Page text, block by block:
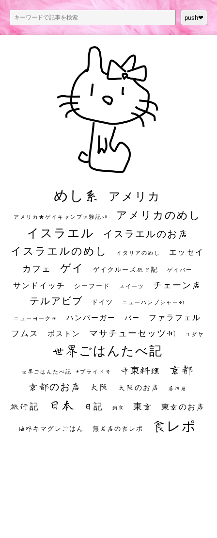
push❤︎
めし系 アメリカ
アメリカ★ゲイキャンプ体験記S3 アメリカのめし
イスラエル イスラエルのお店
イスラエルのめし イタリアのめし エッセイ
カフェ ゲイ ゲイクルーズ旅日記 ゲイバー
サンドイッチ シーフード スイーツ チェーン店
テルアビブ ドイツ ニューハンプシャー州
ニューヨーク州 ハンバーガー バー ファラフェル
フムス ボストン マサチューセッツ州 ユダヤ
世界ごはんたべ記
世界ごはんたべ記 #プライド号 中東料理 京都
京都のお店 大阪 大阪のお店 居酒屋
旅行記 日本 日記 朝食 東京 東京のお店
海外キマグレごはん 無名店の食レポ 食レポ